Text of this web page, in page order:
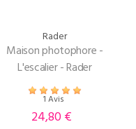
Rader
Maison photophore -
L'escalier - Rader
1 Avis
Prix
24,80 €